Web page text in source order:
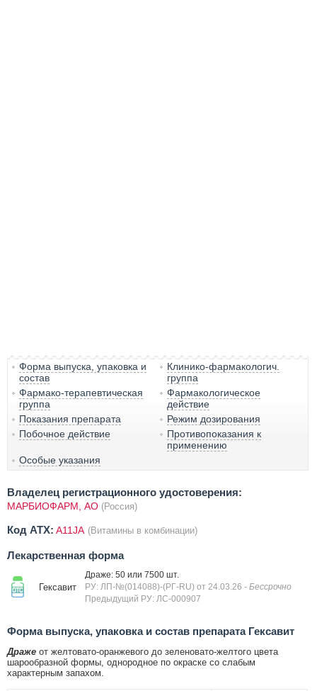
Форма выпуска, упаковка и
состав
Клинико-фармакологич.
группа
Фармако-терапевтическая
группа
Фармакологическое
действие
Показания препарата
Режим дозирования
Побочное действие
Противопоказания к
применению
Особые указания
Владелец регистрационного удостоверения:
МАРБИОФАРМ, АО (Россия)
Код ATX: A11JA (Витамины в комбинации)
Лекарственная форма
Гексавит
Драже: 50 или 7500 шт.
РУ: ЛП-№(014088)-(РГ-RU) от 24.03.26 - Бессрочно
Предыдущий РУ: ЛС-000907
Форма выпуска, упаковка и состав препарата Гексавит
Драже от желтовато-оранжевого до зеленовато-желтого цвета
шарообразной формы, однородное по окраске со слабым
характерным запахом.